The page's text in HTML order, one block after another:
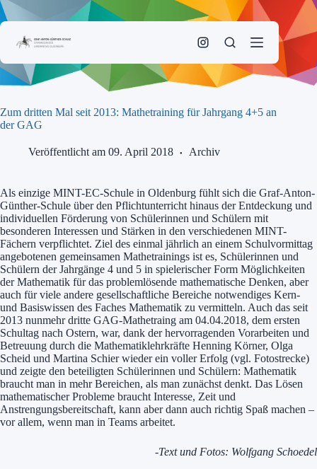
Zum
Inhalt
Zum dritten Mal seit 2013: Mathetraining für Jahrgang 4+5 an
der GAG
Veröffentlicht am 09. April 2018 Archiv
Als einzige MINT-EC-Schule in Oldenburg fühlt sich die Graf-Anton-
Günther-Schule über den Pflichtunterricht hinaus der Entdeckung und
individuellen Förderung von Schülerinnen und Schülern mit
besonderen Interessen und Stärken in den verschiedenen MINT-
Fächern verpflichtet. Ziel des einmal jährlich an einem Schulvormittag
angebotenen gemeinsamen Mathetrainings ist es, Schülerinnen und
Schülern der Jahrgänge 4 und 5 in spielerischer Form Möglichkeiten
der Mathematik für das problemlösende mathematische Denken, aber
auch für viele andere gesellschaftliche Bereiche notwendiges Kern-
und Basiswissen des Faches Mathematik zu vermitteln. Auch das seit
2013 nunmehr dritte GAG-Mathetraing am 04.04.2018, dem ersten
Schultag nach Ostern, war, dank der hervorragenden Vorarbeiten und
Betreuung durch die Mathematiklehrkräfte Henning Körner, Olga
Scheid und Martina Schier wieder ein voller Erfolg (vgl. Fotostrecke)
und zeigte den beteiligten Schülerinnen und Schülern: Mathematik
braucht man in mehr Bereichen, als man zunächst denkt. Das Lösen
mathematischer Probleme braucht Interesse, Zeit und
Anstrengungsbereitschaft, kann aber dann auch richtig Spaß machen –
vor allem, wenn man in Teams arbeitet.
-Text und Fotos: Wolfgang Schoedel